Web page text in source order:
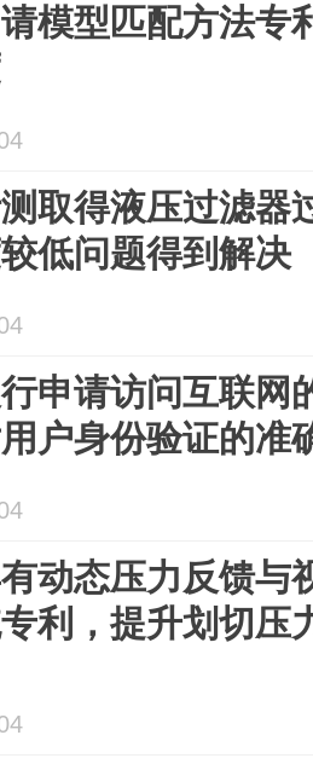
模型匹配方法专
取得液压过滤器
低问题得到解决
申请访问互联网
户身份验证的准
动态压力反馈与
利，提升划切压